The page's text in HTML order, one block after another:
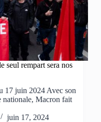
seul rempart sera nos
17 juin 2024 Avec son
nationale, Macron fait
juin 17, 2024